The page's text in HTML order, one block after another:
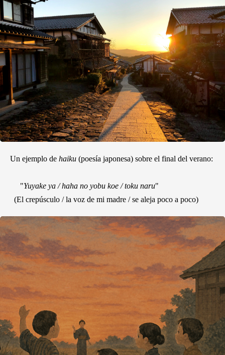
Un ejemplo de haiku (poesía japonesa) sobre el final del verano:
"Yuyake ya / haha no yobu koe / toku naru"
(El crepúsculo / la voz de mi madre / se aleja poco a poco)